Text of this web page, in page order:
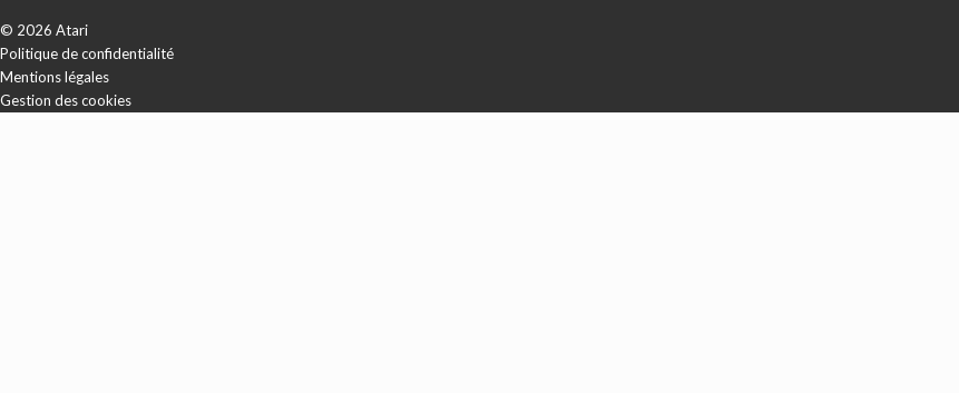
© 2026 Atari
Politique de confidentialité
Mentions légales
Gestion des cookies